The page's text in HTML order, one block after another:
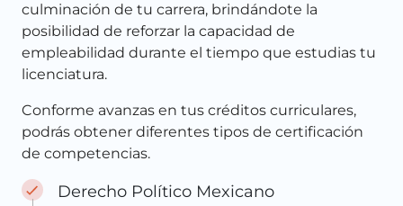
culminación de tu carrera, brindándote la
posibilidad de reforzar la capacidad de
empleabilidad durante el tiempo que estudias tu
licenciatura.
Conforme avanzas en tus créditos curriculares,
podrás obtener diferentes tipos de certificación
de competencias.
Derecho Político Mexicano